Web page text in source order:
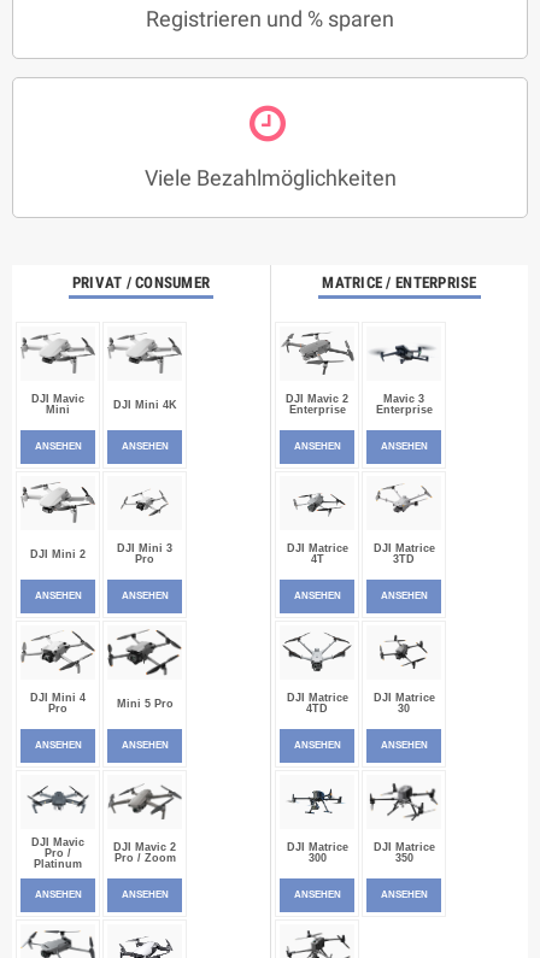
Registrieren und % sparen
Viele Bezahlmöglichkeiten
PRIVAT / CONSUMER
DJI Mavic
Mini
ANSEHEN
DJI Mini 4K
ANSEHEN
DJI Mini 2
ANSEHEN
DJI Mini 3
Pro
ANSEHEN
DJI Mini 4
Pro
ANSEHEN
Mini 5 Pro
ANSEHEN
DJI Mavic
Pro /
Platinum
ANSEHEN
DJI Mavic 2
Pro / Zoom
ANSEHEN
MATRICE / ENTERPRISE
DJI Mavic 2
Enterprise
ANSEHEN
Mavic 3
Enterprise
ANSEHEN
DJI Matrice
4T
ANSEHEN
DJI Matrice
3TD
ANSEHEN
DJI Matrice
4TD
ANSEHEN
DJI Matrice
30
ANSEHEN
DJI Matrice
300
ANSEHEN
DJI Matrice
350
ANSEHEN